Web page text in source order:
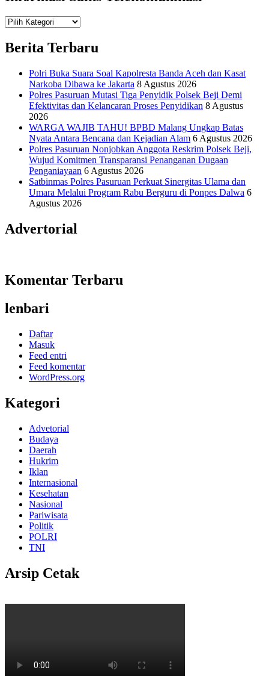
Teknologi
Berita Terbaru
Polri Buka Suara Soal Kapolresta Banda Aceh dan Kasat
Narkoba Dibawa ke Jakarta 8 Agustus 2026
Polres Pasuruan Mutasi Tiga Penyidik Polsek Beji Demi
Efektivitas dan Kelancaran Proses Penyidikan 8 Agustus
2026
WARGA WAJIB TAHU! BPBD Malang Ungkap Batas
Nyata Antara Bencana dan Kejadian Alam 6 Agustus 2026
Polres Pasuruan Nonjobkan Anggota Reskrim Polsek Beji,
Wujud Komitmen Transparansi Penanganan Dugaan
Penganiayaan 6 Agustus 2026
Satbinmas Polres Pasuruan Perkuat Sinergitas Ulama dan
Umara Melalui Program Rabu Berguru di Ponpes Dalwa 6
Agustus 2026
Advertorial
Komentar Terbaru
lenbari
Daftar
Masuk
Feed entri
Feed komentar
WordPress.org
Kategori
Advetorial
Budaya
Daerah
Hukrim
Iklan
Internasional
Kesehatan
Nasional
Pariwisata
Politik
POLRI
TNI
Arsip Cetak